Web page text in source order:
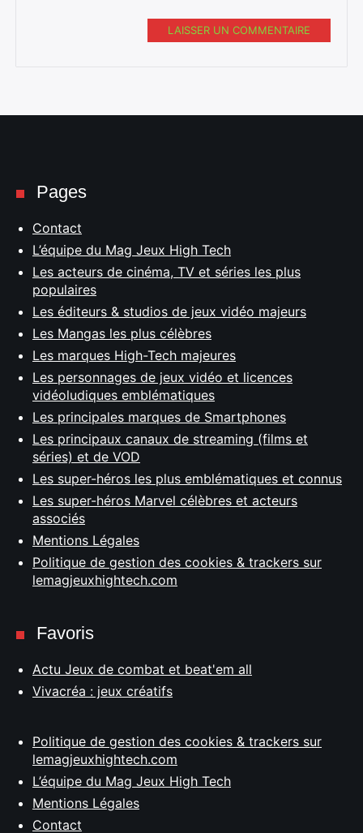
LAISSER UN COMMENTAIRE
Pages
Contact
L’équipe du Mag Jeux High Tech
Les acteurs de cinéma, TV et séries les plus
populaires
Les éditeurs & studios de jeux vidéo majeurs
Les Mangas les plus célèbres
Les marques High-Tech majeures
Les personnages de jeux vidéo et licences
vidéoludiques emblématiques
Les principales marques de Smartphones
Les principaux canaux de streaming (films et
séries) et de VOD
Les super-héros les plus emblématiques et connus
Les super-héros Marvel célèbres et acteurs
associés
Mentions Légales
Politique de gestion des cookies & trackers sur
lemagjeuxhightech.com
Favoris
Actu Jeux de combat et beat'em all
Vivacréa : jeux créatifs
Politique de gestion des cookies & trackers sur
lemagjeuxhightech.com
L’équipe du Mag Jeux High Tech
Mentions Légales
Contact